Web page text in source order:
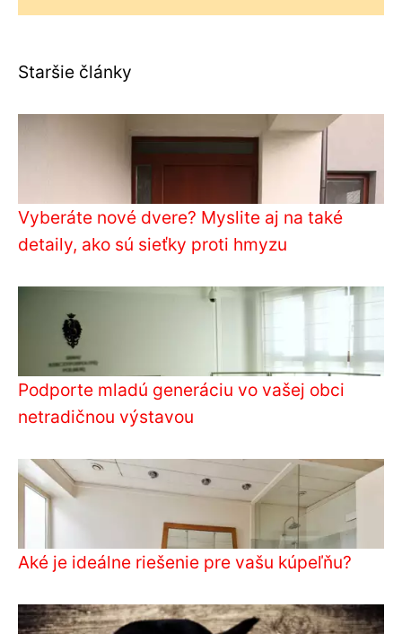
Staršie články
Vyberáte nové dvere? Myslite aj na také
detaily, ako sú sieťky proti hmyzu
Podporte mladú generáciu vo vašej obci
netradičnou výstavou
Aké je ideálne riešenie pre vašu kúpeľňu?